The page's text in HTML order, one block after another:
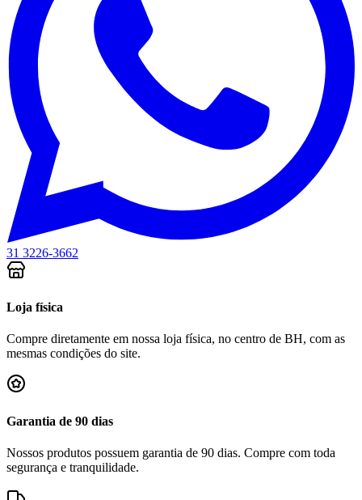
31 3226-3662
Loja física
Compre diretamente em nossa loja física, no centro de BH, com as
mesmas condições do site.
Garantia de 90 dias
Nossos produtos possuem garantia de 90 dias. Compre com toda
segurança e tranquilidade.